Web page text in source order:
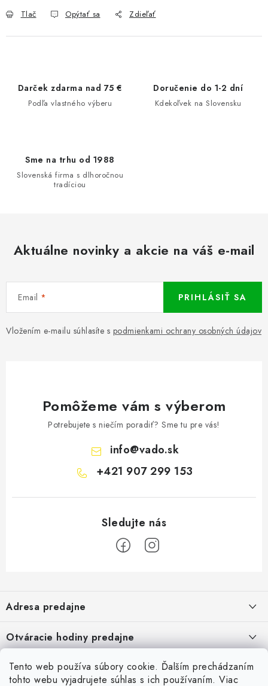
Tento web používa súbory cookie. Ďalším prechádzaním
tohto webu vyjadrujete súhlas s ich používaním. Viac
Tlač Opýtať sa Zdieľať
Darček zdarma nad 75 €
Podľa vlastného výberu
Doručenie do 1-2 dní
Kdekoľvek na Slovensku
Sme na trhu od 1988
Slovenská firma s dlhoročnou
tradíciou
Aktuálne novinky a akcie na váš e-mail
Email
Vložením e-mailu súhlasíte s podmienkami ochrany osobných údajov
PRIHLÁSIŤ SA
Pomôžeme vám s výberom
Potrebujete s niečím poradiť? Sme tu pre vás!
info@vado.sk
+421 907 299 153
p
ä
t
Adresa predajne
Pekárska 4, 941 31 Dvory nad Žitavou
Pozrite si Google mapu
Pozrieť detail mapy »
Otváracie hodiny predajne
Sobota, Nedeľa: Zatvorené
Informácie pre Vás